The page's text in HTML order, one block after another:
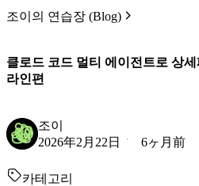
조이의 연습장 (Blog)
클로드 코드 멀티 에이전트로 상
라인편
조이
2026年2月22日
6ヶ月前
카테고리